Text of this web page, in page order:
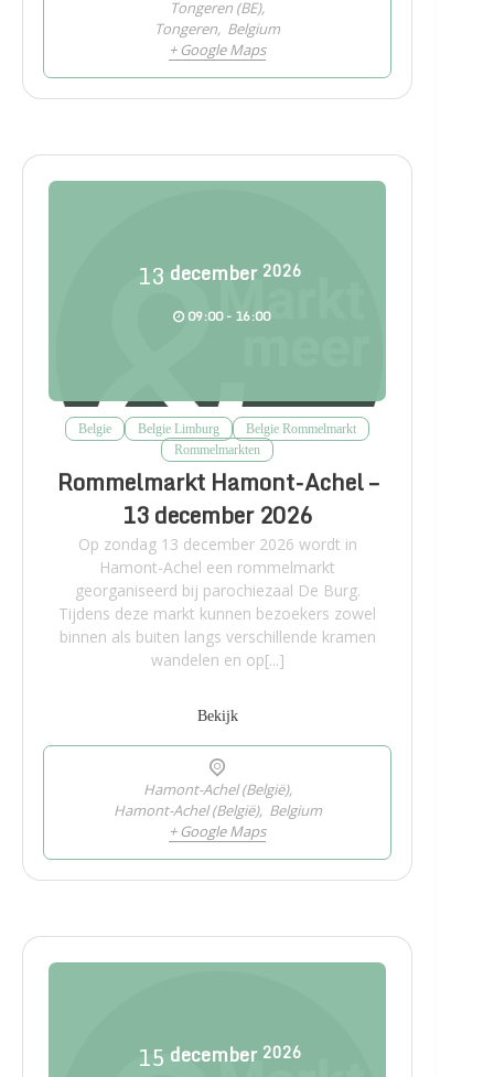
Tongeren (BE),
Tongeren, Belgium
+ Google Maps
13 december 2026
09:00 - 16:00
Belgie Belgie Limburg
Belgie Rommelmarkt
Rommelmarkten
Rommelmarkt Hamont-Achel –
13 december 2026
Op zondag 13 december 2026 wordt in
Hamont-Achel een rommelmarkt
georganiseerd bij parochiezaal De Burg.
Tijdens deze markt kunnen bezoekers zowel
binnen als buiten langs verschillende kramen
wandelen en op[...]
Bekijk
Hamont-Achel (België),
Hamont-Achel (België), Belgium
+ Google Maps
15 december 2026